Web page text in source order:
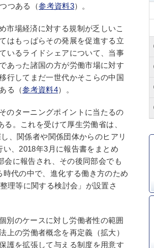
つある（参考資料3）。
市場経済に対する規制が乏しいこ
はもっぱらその発展を促進する立
いるライドシェアについて、当事
あった諸国の方が労働市場に対す
行してまだ一世代かそこらの中国
る（参考資料4）。
のターニングポイントに当たるの
。これを受けて厚生労働省は、
、関係者や関係団体からのヒアリ
い、2018年3月に報告書をまとめ
会に報告され、その後同部会でも
代の中で、進化する働き方のため
理等に関する検討会」が設置さ
別のケースに対し労働者性の範囲
上の労働者概念を再定義（拡大）
護を拡張して与える制度を用意す